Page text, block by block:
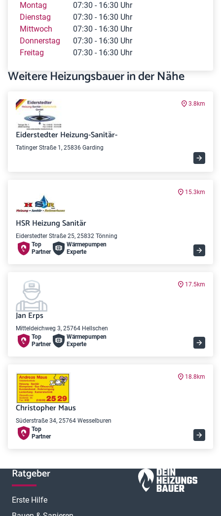
Montag
07:30 - 16:30 Uhr
Dienstag
07:30 - 16:30 Uhr
Mittwoch
07:30 - 16:30 Uhr
Donnerstag
07:30 - 16:30 Uhr
Freitag
07:30 - 16:30 Uhr
Weitere Heizungsbauer in der Nähe
3.8km
Eiderstedter Heizung-Sanitär-
Tatinger Straße 1, 25836 Garding
15.3km
HSR Heizung Sanitär
Eiderstedter Straße 25, 25832 Tönning
Top
Partner
Wärme­pumpen
Experte
17.5km
Jan Erps
Mitteldeichweg 3, 25764 Hellschen
Top
Partner
Wärme­pumpen
Experte
18.8km
Christopher Maus
Süderstraße 34, 25764 Wesselburen
Top
Partner
Ratgeber
Erste Hilfe